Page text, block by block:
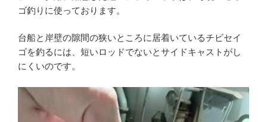
ゴ釣りに使っております。
台船と岸壁の隙間の狭いところに居着いているチビセイ
ゴを釣るには、短いロッドでないとサイドキャストがし
にくいのです。